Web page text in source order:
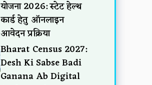
योजना 2026: स्टेट हेल्थ
कार्ड हेतु ऑनलाइन
आवेदन प्रक्रिया
Bharat Census 2027:
Desh Ki Sabse Badi
Ganana Ab Digital